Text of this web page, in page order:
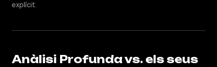
explícit.
Anàlisi Profunda vs. els seus